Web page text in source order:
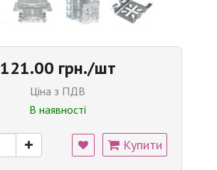
121.00 грн./шт
Ціна з ПДВ
В наявності
Купити